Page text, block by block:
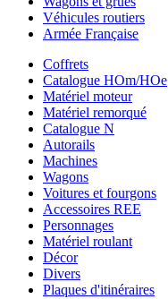
Véhicules routiers
Armée Française
Coffrets
Catalogue HOm/HOe
Matériel moteur
Matériel remorqué
Catalogue N
Autorails
Machines
Wagons
Voitures et fourgons
Accessoires REE
Personnages
Matériel roulant
Décor
Divers
Plaques d'itinéraires